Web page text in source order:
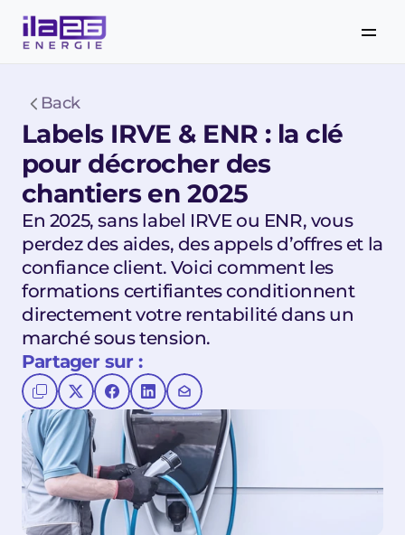
Back
Labels IRVE & ENR : la clé
pour décrocher des
chantiers en 2025
En 2025, sans label IRVE ou ENR, vous
perdez des aides, des appels d’offres et la
confiance client. Voici comment les
formations certifiantes conditionnent
directement votre rentabilité dans un
marché sous tension.
Partager sur :